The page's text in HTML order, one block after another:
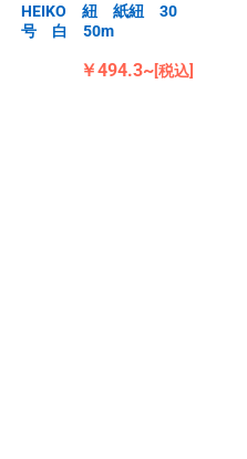
HEIKO 紐 紙紐 30
号 白 50m
￥494.3~[税込]